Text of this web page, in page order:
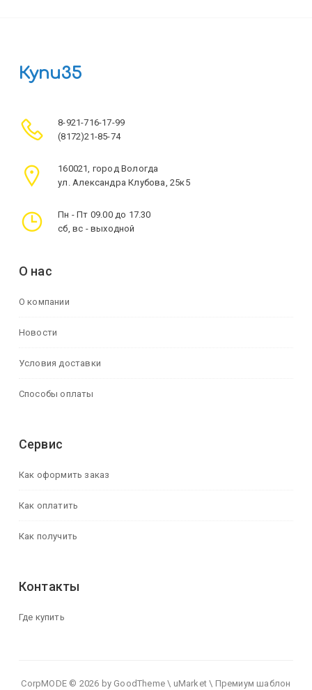
Купи35
8-921-716-17-99
(8172)21-85-74
160021, город Вологда
ул. Александра Клубова, 25к5
Пн - Пт 09.00 до 17.30
сб, вс - выходной
О нас
О компании
Новости
Условия доставки
Способы оплаты
Сервис
Как оформить заказ
Как оплатить
Как получить
Контакты
Где купить
CorpMODE © 2026 by GoodTheme \ uMarket \ Премиум шаблон